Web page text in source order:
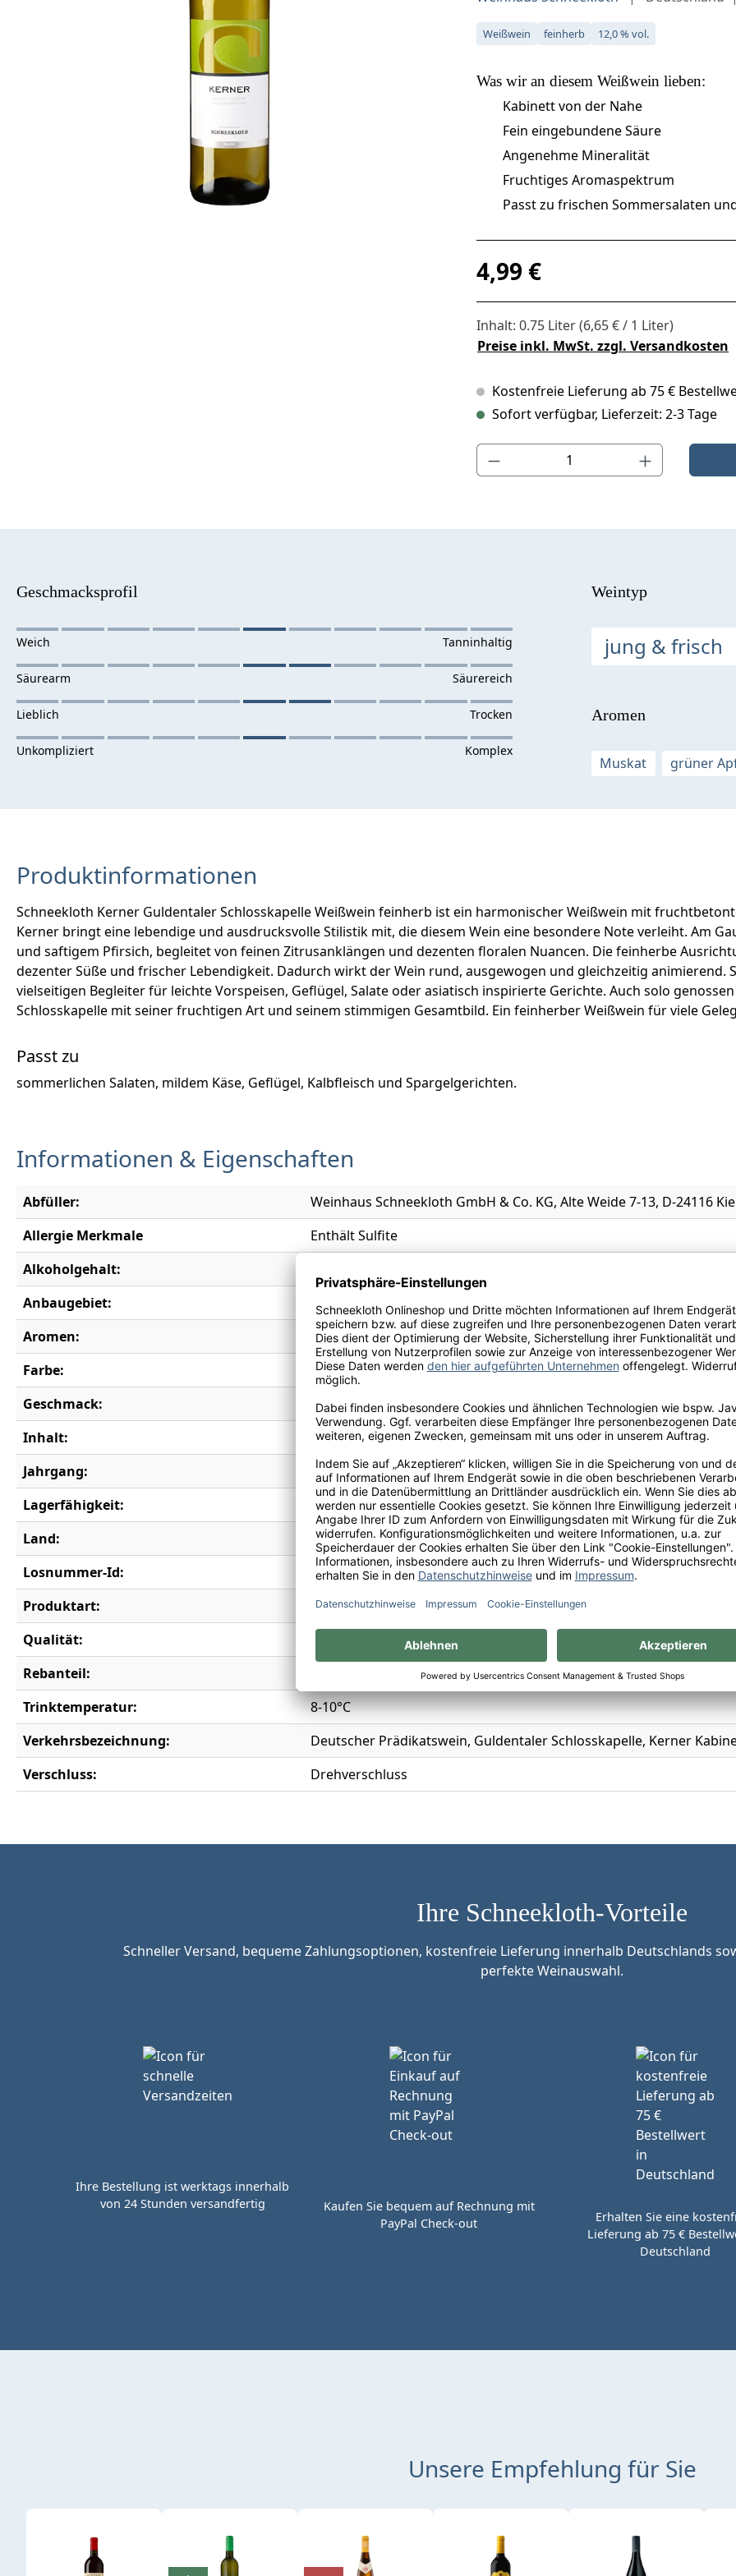
Weißwein feinherb 12,0 % vol.
Was wir an diesem Weißwein lieben:
Kabinett von der Nahe
Fein eingebundene Säure
Angenehme Mineralität
Fruchtiges Aromaspektrum
Passt zu frischen Sommersalaten
Regulärer Preis:
4,99 €
Inhalt: 0.75 Liter(6,65 € / 1 Liter)
Preise inkl. MwSt. zzgl. Versandkosten
Kostenfreie Lieferung ab 75 €
Sofort verfügbar, Lieferzeit: 2-3 Tage
Produkt Anzahl: Gib den gewünschten Wert ein
Geschmacksprofil Weintyp
jung & frisch
Aromen
Muskat grüner
Produktinformationen
Schneekloth Kerner Guldentaler Schlosskapelle Weißwein feinherb ist ein harmonischer Weißwein mit
Kerner bringt eine lebendige und ausdrucksvolle Stilistik mit, die diesem Wein eine besondere Note verleiht. Am
und saftigem Pfirsich, begleitet von feinen Zitrusanklängen und dezenten floralen Nuancen. Die feinherbe
dezenter Süße und frischer Lebendigkeit. Dadurch wirkt der Wein rund, ausgewogen und gleichzeitig animierend.
vielseitigen Begleiter für leichte Vorspeisen, Geflügel, Salate oder asiatisch inspirierte Gerichte. Auch solo
Schlosskapelle mit seiner fruchtigen Art und seinem stimmigen Gesamtbild. Ein feinherber Weißwein für viele
Passt zu
sommerlichen Salaten, mildem Käse, Geflügel, Kalbfleisch und Spargelgerichten.
Informationen & Eigenschaften
Abfüller:
Weinhaus Schneekloth GmbH & Co. KG, Alte Weide 7-13, D-24116
Allergie Merkmale
Enthält Sulfite
Alkoholgehalt:
Anbaugebiet:
Nahe
Aromen:
Aprikose, Birne, Muskat, grüner Apfel
Farbe:
weiß
Geschmack:
feinherb
Inhalt:
0,75 l
Jahrgang:
2023
Lagerfähigkeit:
2 Jahre
Land:
Deutschland
Losnummer-Id:
15893
Produktart:
Weißwein
Qualität:
Rebanteil:
Trinktemperatur:
8-10°C
Verkehrsbezeichnung:
Deutscher Prädikatswein, Guldentaler Schlosskapelle, Kerner
Verschluss:
Drehverschluss
Ihre Schneekloth-Vorteile
Schneller Versand, bequeme Zahlungsoptionen, kostenfreie Lieferung innerhalb Deutschlands
perfekte Weinauswahl.
Ihre Bestellung ist werktags innerhalb
von 24 Stunden versandfertig
Kaufen Sie bequem auf Rechnung mit
PayPal Check-out
Erhalten Sie eine
Lieferung ab 75 €
Deutschland
Unsere Empfehlung für Sie
Produktgalerie überspringen